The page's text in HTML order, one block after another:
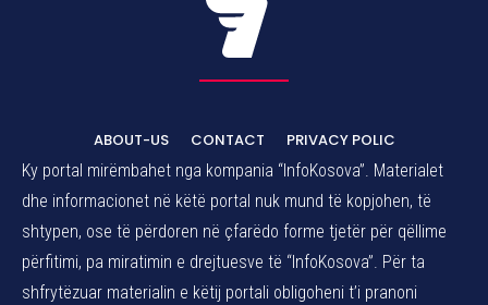
ABOUT-US CONTACT
PRIVACY POLIC
Ky portal mirëmbahet nga kompania “InfoKosova”. Materialet
dhe informacionet në këtë portal nuk mund të kopjohen, të
shtypen, ose të përdoren në çfarëdo forme tjetër për qëllime
përfitimi, pa miratimin e drejtuesve të “InfoKosova”. Për ta
shfrytëzuar materialin e këtij portali obligoheni t’i pranoni